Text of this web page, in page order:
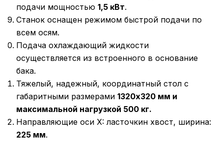
подачи мощностью 1,5 кВт.
Станок оснащен режимом быстрой подачи по
всем осям.
Подача охлаждающий жидкости
осуществляется из встроенного в основание
бака.
Тяжелый, надежный, координатный стол с
габаритными размерами 1320x320 мм и
максимальной нагрузкой 500 кг.
Направляющие оси X: ласточкин хвост, ширина:
225 мм.